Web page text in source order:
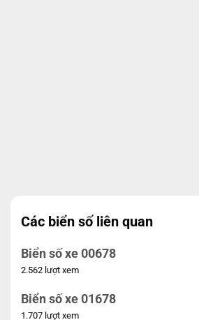
Các biển số liên quan
Biển số xe 00678
2.562 lượt xem
Biển số xe 01678
1.707 lượt xem